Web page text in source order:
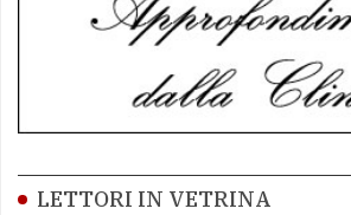
LETTORI IN VETRINA